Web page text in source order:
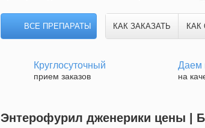
ВСЕ ПРЕПАРАТЫ КАК ЗАКАЗАТЬ КАК
Круглосуточный
прием заказов
Даем
на
Энтерофурил дженерики цены |